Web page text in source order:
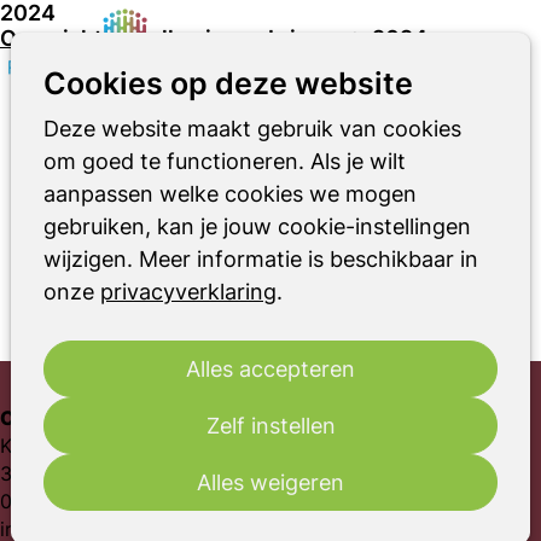
Cookies op deze website
Deze website maakt gebruik van cookies
om goed te functioneren. Als je wilt
aanpassen welke cookies we mogen
gebruiken, kan je jouw cookie-instellingen
wijzigen. Meer informatie is beschikbaar in
onze privacyverklaring.
Alles accepteren
Zelf instellen
Alles weigeren
2024
Overzicht van alle nieuwsbrieven
> 2024
december
oktober
september
juli
mei
maart
januari
Contact
Kosterijland 12
3981 AJ Bunnik
030-6561369
info@parkinson-vereniging.nl